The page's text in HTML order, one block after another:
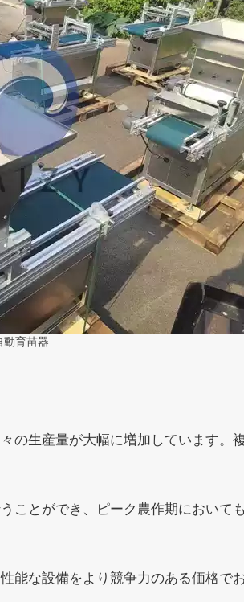
動育苗器
の生産量が大幅に増加しています。
ことができ、ピーク農作期において
な設備をより競争力のある価格で